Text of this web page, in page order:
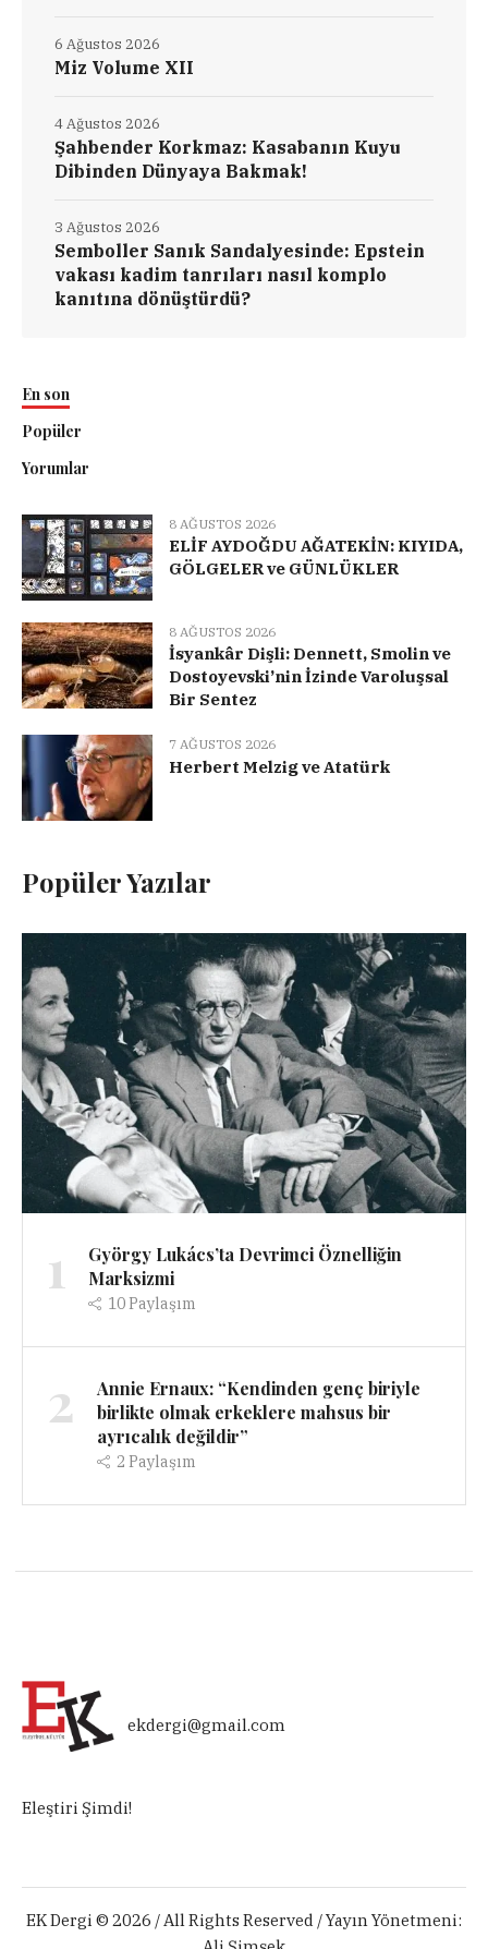
Miz Volume XII
6 Ağustos 2026
Şahbender Korkmaz: Kasabanın Kuyu
Dibinden Dünyaya Bakmak!
4 Ağustos 2026
Semboller Sanık Sandalyesinde: Epstein
vakası kadim tanrıları nasıl komplo
kanıtına dönüştürdü?
3 Ağustos 2026
En son
Popüler
Yorumlar
8 AĞUSTOS 2026
ELİF AYDOĞDU AĞATEKİN: KIYIDA,
GÖLGELER ve GÜNLÜKLER
8 AĞUSTOS 2026
İsyankâr Dişli: Dennett, Smolin ve
Dostoyevski’nin İzinde Varoluşsal
Bir Sentez
7 AĞUSTOS 2026
Herbert Melzig ve Atatürk
Popüler Yazılar
1
György Lukács’ta Devrimci Öznelliğin
Marksizmi
10Paylaşım
2
Annie Ernaux: “Kendinden genç biriyle
birlikte olmak erkeklere mahsus bir
ayrıcalık değildir”
2 Paylaşım
ekdergi@gmail.com
Eleştiri Şimdi!
EK Dergi © 2026 / All Rights Reserved / Yayın Yönetmeni: